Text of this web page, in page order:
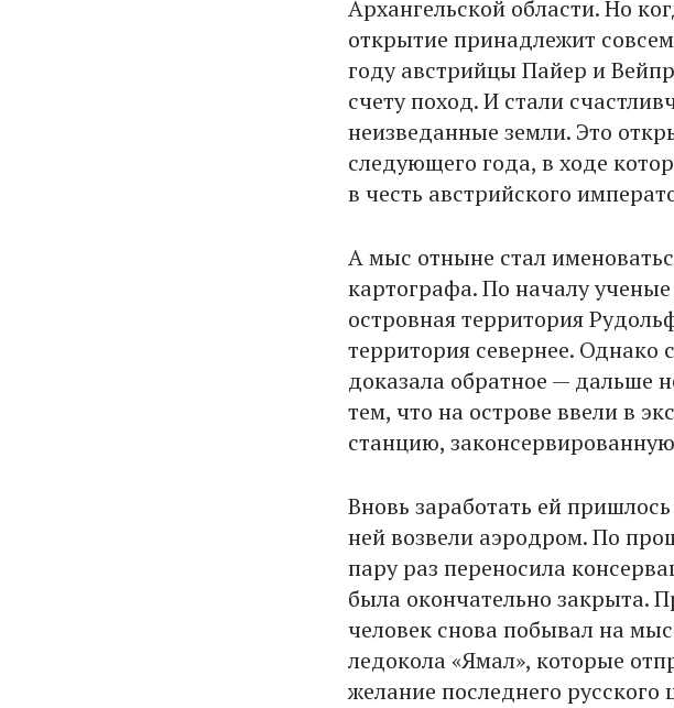
Архангельской области. Но
открытие принадлежит
году австрийцы Пайер и
счету поход. И стали
неизведанные земли. Это
следующего года, в ходе
в честь австрийского
А мыс отныне стал
картографа. По началу
островная территория
территория севернее.
доказала обратное — дальше
тем, что на острове ввели в
станцию,
Вновь заработать ей
ней возвели аэродром. По
пару раз переносила
была окончательно закрыта.
человек снова побывал на
ледокола «Ямал», которые
желание последнего русского